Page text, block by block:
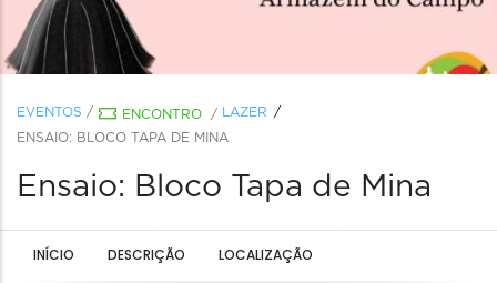
EVENTOS / ENCONTRO /
LAZER
ENSAIO: BLOCO TAPA DE MINA
Ensaio: Bloco Tapa de Mina
INÍCIO DESCRIÇÃO LOCALIZAÇÃO